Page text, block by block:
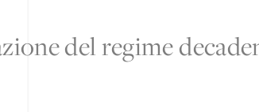
del regime